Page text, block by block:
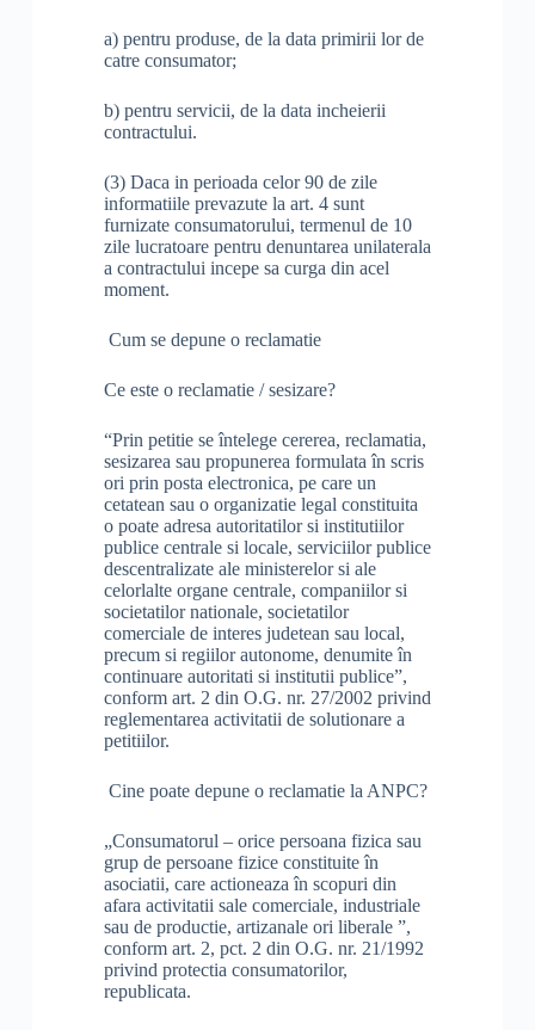
a) pentru produse, de la data primirii lor de
catre consumator;
b) pentru servicii, de la data incheierii
contractului.
(3) Daca in perioada celor 90 de zile
informatiile prevazute la art. 4 sunt
furnizate consumatorului, termenul de 10
zile lucratoare pentru denuntarea unilaterala
a contractului incepe sa curga din acel
moment.
Cum se depune o reclamatie
Ce este o reclamatie / sesizare?
“Prin petitie se întelege cererea, reclamatia,
sesizarea sau propunerea formulata în scris
ori prin posta electronica, pe care un
cetatean sau o organizatie legal constituita
o poate adresa autoritatilor si institutiilor
publice centrale si locale, serviciilor publice
descentralizate ale ministerelor si ale
celorlalte organe centrale, companiilor si
societatilor nationale, societatilor
comerciale de interes judetean sau local,
precum si regiilor autonome, denumite în
continuare autoritati si institutii publice”,
conform art. 2 din O.G. nr. 27/2002 privind
reglementarea activitatii de solutionare a
petitiilor.
Cine poate depune o reclamatie la ANPC?
„Consumatorul – orice persoana fizica sau
grup de persoane fizice constituite în
asociatii, care actioneaza în scopuri din
afara activitatii sale comerciale, industriale
sau de productie, artizanale ori liberale ”,
conform art. 2, pct. 2 din O.G. nr. 21/1992
privind protectia consumatorilor,
republicata.